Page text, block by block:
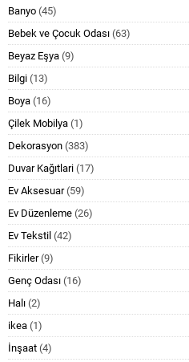
Banyo (45)
Bebek ve Çocuk Odası (63)
Beyaz Eşya (9)
Bilgi (13)
Boya (16)
Çilek Mobilya (1)
Dekorasyon (383)
Duvar Kağıtlari (17)
Ev Aksesuar(59)
Ev Düzenleme (26)
Ev Tekstil (42)
Fikirler(9)
Genç Odası (16)
Halı (2)
ikea (1)
İnşaat (4)